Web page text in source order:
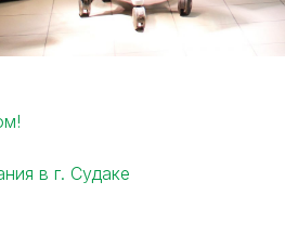
в г. Судаке